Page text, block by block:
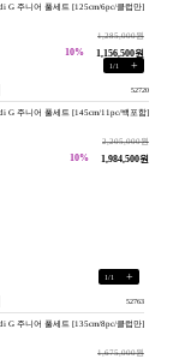
G 주니어 풀세트 [125cm/6pc/클럽만]
1,285,000원
10% 1,156,500원
1/1 +
52720
G 주니어 풀세트 [145cm/11pc/백포함]
2,205,000원
10% 1,984,500원
1/1 +
52763
G 주니어 풀세트 [135cm/8pc/클럽만]
1,675,000원